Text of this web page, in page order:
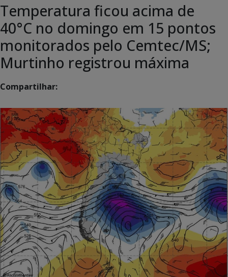
Temperatura ficou acima de
40°C no domingo em 15 pontos
monitorados pelo Cemtec/MS;
Murtinho registrou máxima
Compartilhar: